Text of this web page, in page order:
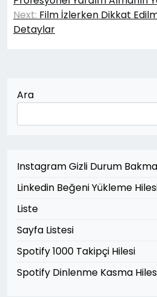
Next: Film İzlerken Dikkat
Detaylar
Ara
Instagram Gizli Durum Bakma
Linkedin Beğeni Yükleme
Liste
Sayfa Listesi
Spotify 1000 Takipçi Hilesi
Spotify Dinlenme Kasma